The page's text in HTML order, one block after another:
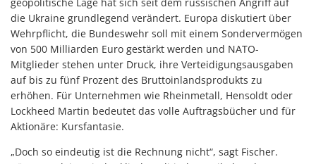
die Ukraine grundlegend verändert. Europa diskutiert über
Wehrpflicht, die Bundeswehr soll mit einem Sondervermögen
von 500 Milliarden Euro gestärkt werden und NATO-
Mitglieder stehen unter Druck, ihre Verteidigungsausgaben
auf bis zu fünf Prozent des Bruttoinlandsprodukts zu
erhöhen. Für Unternehmen wie Rheinmetall, Hensoldt oder
Lockheed Martin bedeutet das volle Auftragsbücher und für
Aktionäre: Kursfantasie.
„Doch so eindeutig ist die Rechnung nicht“, sagt Fischer.